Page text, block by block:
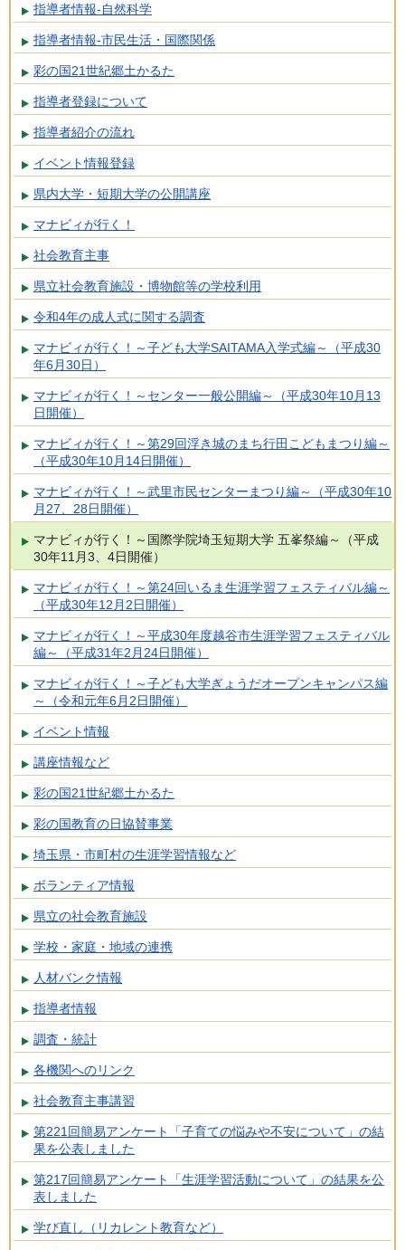
指導者情報-自然科学
指導者情報-市民生活・国際関係
彩の国21世紀郷土かるた
指導者登録について
指導者紹介の流れ
イベント情報登録
県内大学・短期大学の公開講座
マナビィが行く！
社会教育主事
県立社会教育施設・博物館等の学校利用
令和4年の成人式に関する調査
マナビィが行く！～子ども大学SAITAMA入学式編～（平成30
年6月30日）
マナビィが行く！～センター一般公開編～（平成30年10月13
日開催）
マナビィが行く！～第29回浮き城のまち行田こどもまつり編～
（平成30年10月14日開催）
マナビィが行く！～武里市民センターまつり編～（平成30年10
月27、28日開催）
マナビィが行く！～国際学院埼玉短期大学 五峯祭編～（平成
30年11月3、4日開催）
マナビィが行く！～第24回いるま生涯学習フェスティバル編～
（平成30年12月2日開催）
マナビィが行く！～平成30年度越谷市生涯学習フェスティバル
編～（平成31年2月24日開催）
マナビィが行く！～子ども大学ぎょうだオープンキャンパス編
～（令和元年6月2日開催）
イベント情報
講座情報など
彩の国21世紀郷土かるた
彩の国教育の日協賛事業
埼玉県・市町村の生涯学習情報など
ボランティア情報
県立の社会教育施設
学校・家庭・地域の連携
人材バンク情報
指導者情報
調査・統計
各機関へのリンク
社会教育主事講習
第221回簡易アンケート「子育ての悩みや不安について」の結
果を公表しました
第217回簡易アンケート「生涯学習活動について」の結果を公
表しました
学び直し（リカレント教育など）